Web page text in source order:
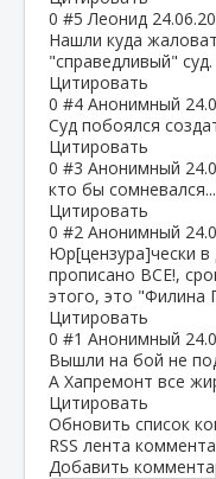
0 #5 Леонид
Нашли куда
"справедливый"
Цитировать
0 #4 Анонимный
Суд побоялся
Цитировать
0 #3 Анонимный
кто бы
Цитировать
0 #2 Анонимный
Юр[цензура]чески
прописано ВСЕ!,
этого, это "Филина
Цитировать
0 #1 Анонимный
Вышли на бой не
А Хапремонт все
Цитировать
Обновить список
RSS лента
Добавить